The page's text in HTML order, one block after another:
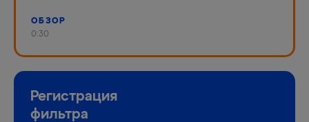
ОБЗОР
0:30
Регистрация
фильтра